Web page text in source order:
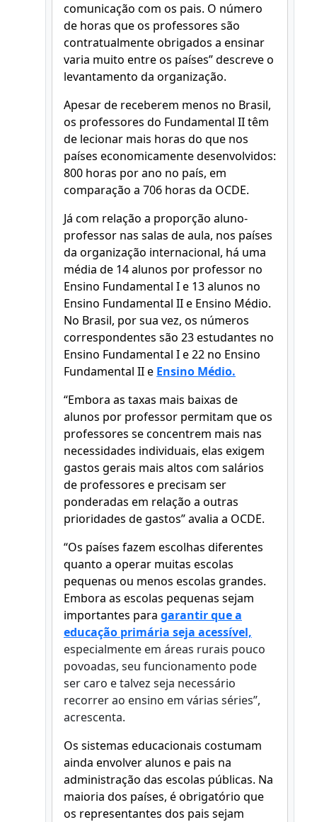
comunicação com os pais. O número
de horas que os professores são
contratualmente obrigados a ensinar
varia muito entre os países” descreve o
levantamento da organização.
Apesar de receberem menos no Brasil,
os professores do Fundamental II têm
de lecionar mais horas do que nos
países economicamente desenvolvidos:
800 horas por ano no país, em
comparação a 706 horas da OCDE.
Já com relação a proporção aluno-
professor nas salas de aula, nos países
da organização internacional, há uma
média de 14 alunos por professor no
Ensino Fundamental I e 13 alunos no
Ensino Fundamental II e Ensino Médio.
No Brasil, por sua vez, os números
correspondentes são 23 estudantes no
Ensino Fundamental I e 22 no Ensino
Fundamental II e Ensino Médio.
“Embora as taxas mais baixas de
alunos por professor permitam que os
professores se concentrem mais nas
necessidades individuais, elas exigem
gastos gerais mais altos com salários
de professores e precisam ser
ponderadas em relação a outras
prioridades de gastos” avalia a OCDE.
“Os países fazem escolhas diferentes
quanto a operar muitas escolas
pequenas ou menos escolas grandes.
Embora as escolas pequenas sejam
importantes para garantir que a
educação primária seja acessível,
especialmente em áreas rurais pouco
povoadas, seu funcionamento pode
ser caro e talvez seja necessário
recorrer ao ensino em várias séries”,
acrescenta.
Os sistemas educacionais costumam
ainda envolver alunos e pais na
administração das escolas públicas. Na
maioria dos países, é obrigatório que
os representantes dos pais sejam